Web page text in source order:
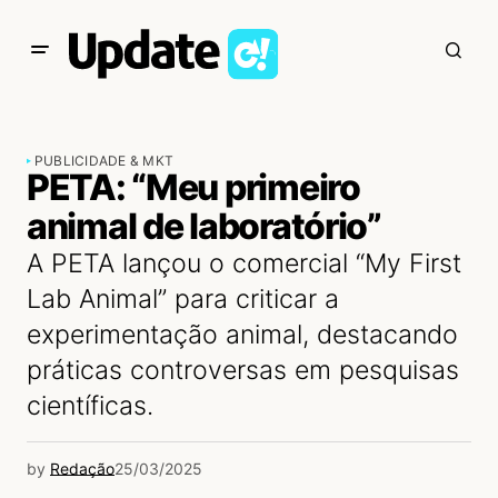
PUBLICIDADE & MKT
PETA: “Meu primeiro
animal de laboratório”
A PETA lançou o comercial “My First
Lab Animal” para criticar a
experimentação animal, destacando
práticas controversas em pesquisas
científicas.
by Redação25/03/2025